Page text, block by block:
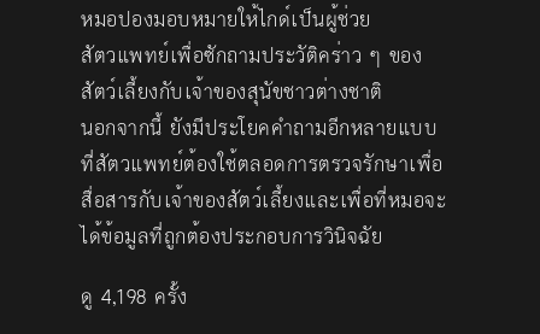
หมอปองมอบหมายให้ไกด์เป็นผู้ช่วย
สัตวแพทย์เพื่อซักถามประวัติคร่าว ๆ ของ
สัตว์เลี้ยงกับเจ้าของสุนัขชาวต่างชาติ
นอกจากนี้ ยังมีประโยคคำถามอีกหลายแบบ
ที่สัตวแพทย์ต้องใช้ตลอดการตรวจรักษาเพื่อ
สื่อสารกับเจ้าของสัตว์เลี้ยงและเพื่อที่หมอจะ
ได้ข้อมูลที่ถูกต้องประกอบการวินิจฉัย
ดู 4,198 ครั้ง